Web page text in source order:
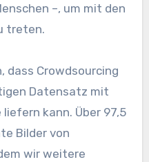
–, um mit den
treten.
dass Crowdsourcing
Datensatz mit
kann. Über 97,5
Bilder von
wir weitere